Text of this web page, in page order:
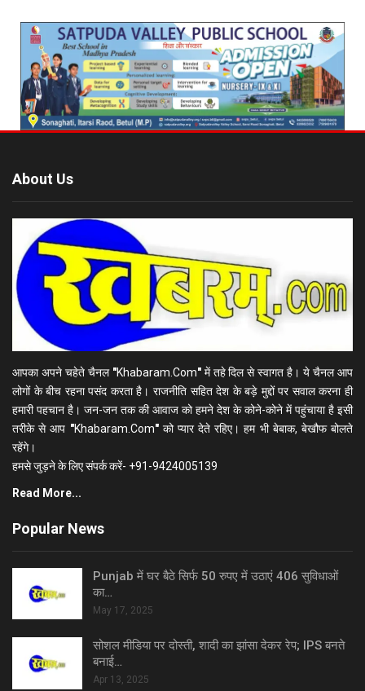
About Us
आपका अपने चहेते चैनल "Khabaram.Com"में तहे दिल से स्वागत है। ये चैनल आप
लोगों के बीच रहना पसंद करता है। राजनीति सहित देश के बड़े मुद्दों पर सवाल करना ही
हमारी पहचान है। जन-जन तक की आवाज को हमने देश के कोने-कोने में पहुंचाया है इसी
तरीके से आप "Khabaram.Com"को प्यार देते रहिए। हम भी बेबाक, बेखौफ बोलते
रहेंगे।
हमसे जुड़ने के लिए संपर्क करें- +91-9424005139
Read More...
Popular News
Punjab में घर बैठे सिर्फ 50 रुपए में उठाएं 406 सुविधाओं
का…
May 17, 2025
सोशल मीडिया पर दोस्ती, शादी का झांसा देकर रेप; IPS बनते
बनाई…
Apr 13, 2025